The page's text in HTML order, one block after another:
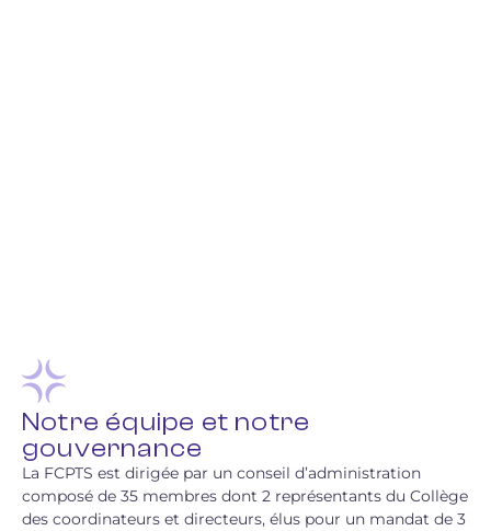
Notre équipe et notre
gouvernance
La FCPTS est dirigée par un conseil d’administration
composé de 35 membres dont 2 représentants du Collège
des coordinateurs et directeurs, élus pour un mandat de 3